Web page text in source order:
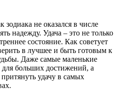
зодиака не оказался в числе
надежду. Удача – это не только
состояние. Как советует
в лучшее и быть готовым к
Даже самые маленькие
для больших достижений, а
удачу в самых